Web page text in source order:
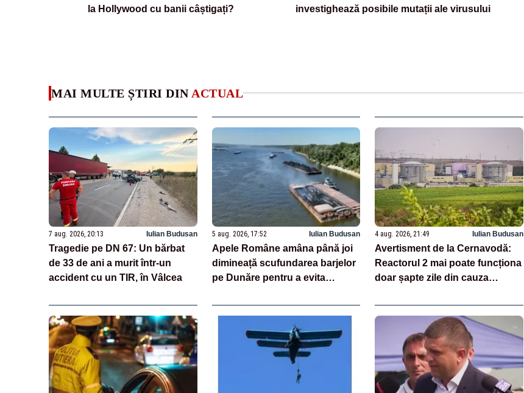
la Hollywood cu banii câștigați?
investighează posibile mutații ale virusului
MAI MULTE ȘTIRI DIN ACTUAL
7 aug. 2026, 20:13 Iulian Budusan
Tragedie pe DN 67: Un bărbat
de 33 de ani a murit într-un
accident cu un TIR, în Vâlcea
5 aug. 2026, 17:52 Iulian Budusan
Apele Române amâna până joi
dimineață scufundarea barjelor
pe Dunăre pentru a evita
risc, operațiunea se va anula”
4 aug. 2026, 21:49 Iulian Budusan
Avertisment de la Cernavodă:
Reactorul 2 mai poate funcționa
doar șapte zile din cauza
putea fi repornită Unitatea 1